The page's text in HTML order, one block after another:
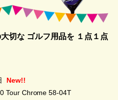
切な ゴルフ用品を１点１点
New!!
Tour Chrome 58-04T